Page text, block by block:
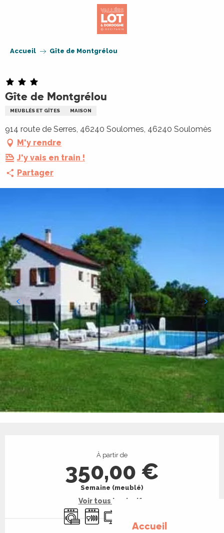
Accueil
Accueil Gîte de Montgrélou
Gîte de Montgrélou
MEUBLÉS ET GÎTES MAISON
914 route de Serres, 46240 Soulomes, 46240 Soulomès
M'y rendre
J'y vais en train !
Partager
À partir de
350,00 €
Semaine (meublé)
Voir tous les tarifs
Lave lingeLave vaisselle
Télévision